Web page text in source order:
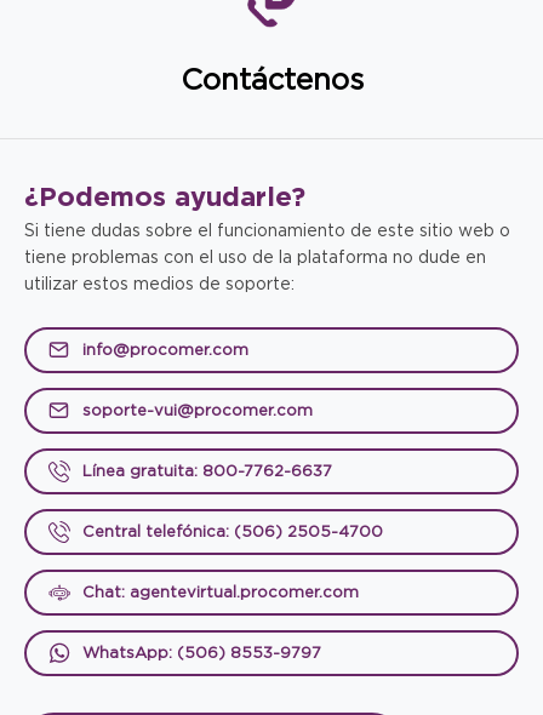
Contáctenos
¿Podemos ayudarle?
Si tiene dudas sobre el funcionamiento de este sitio web o
tiene problemas con el uso de la plataforma no dude en
utilizar estos medios de soporte:
info@procomer.com
soporte-vui@procomer.com
Línea gratuita: 800-7762-6637
Central telefónica: (506) 2505-4700
Chat: agentevirtual.procomer.com
WhatsApp: (506) 8553-9797